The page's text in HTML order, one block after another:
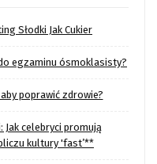
Słodki Jak Cukier
egzaminu ósmoklasisty?
poprawić zdrowie?
celebryci promują
kultury 'fast’**